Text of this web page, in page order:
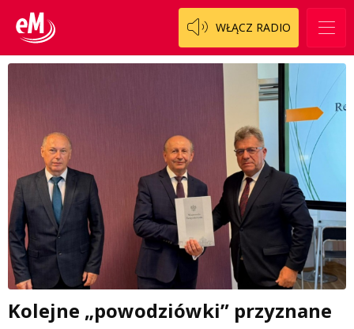
WŁĄCZ RADIO
Kolejne „powodziówki” przyznane